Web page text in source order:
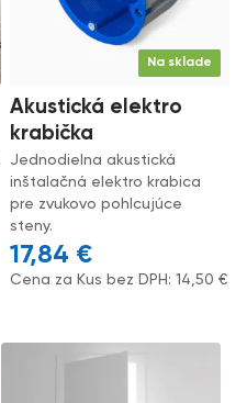
Na sklade
Akustická elektro
krabička
Jednodielna akustická
inštalačná elektro krabica
pre zvukovo pohlcujúce
steny.
17,84 €
Cena za Kus bez DPH:14,50€